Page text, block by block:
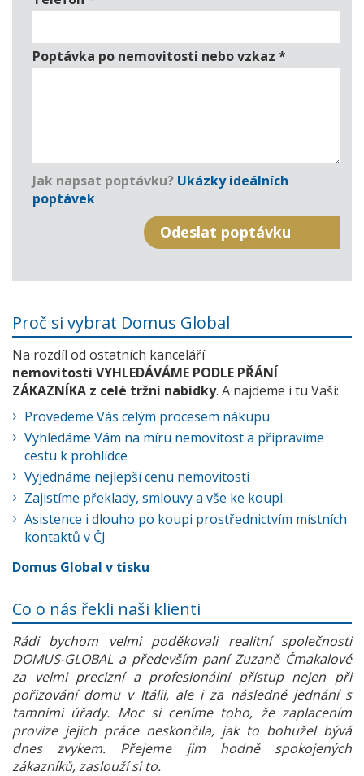
Poptávka po nemovitosti nebo vzkaz *
Jak napsat poptávku? Ukázky ideálních
poptávek
Proč si vybrat Domus Global
Na rozdíl od ostatních kanceláří
nemovitosti VYHLEDÁVÁME PODLE PŘÁNÍ
ZÁKAZNÍKA z celé tržní nabídky. A najdeme i tu Vaši:
Provedeme Vás celým procesem nákupu
Vyhledáme Vám na míru nemovitost a připravíme
cestu k prohlídce
Vyjednáme nejlepší cenu nemovitosti
Zajistíme překlady, smlouvy a vše ke koupi
Asistence i dlouho po koupi prostřednictvím místních
kontaktů v ČJ
Domus Global v tisku
Co o nás řekli naši klienti
Rádi bychom velmi poděkovali realitní společnosti
DOMUS-GLOBAL a především paní Zuzaně Čmakalové
za velmi precizní a profesionální přístup nejen při
pořizování domu v Itálii, ale i za následné jednání s
tamními úřady. Moc si ceníme toho, že zaplacením
provize jejich práce neskončila, jak to bohužel bývá
dnes zvykem. Přejeme jim hodně spokojených
zákazníků, zaslouží si to.